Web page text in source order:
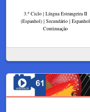
3.º Ciclo | Língua Estrangeira II
(Espanhol) | Secundário | Espanhol
Continuação